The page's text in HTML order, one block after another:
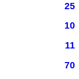
25
10
11
70